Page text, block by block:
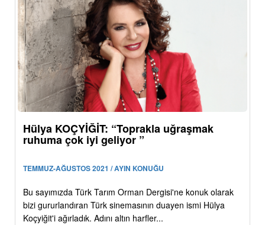
Hülya KOÇYİĞİT: “Toprakla uğraşmak
ruhuma çok iyi geliyor ”
TEMMUZ-AĞUSTOS 2021 / AYIN KONUĞU
Bu sayımızda Türk Tarım Orman Dergisi'ne konuk olarak
bizi gururlandıran Türk sinemasının duayen ismi Hülya
Koçyiğit'i ağırladık. Adını altın harfler...